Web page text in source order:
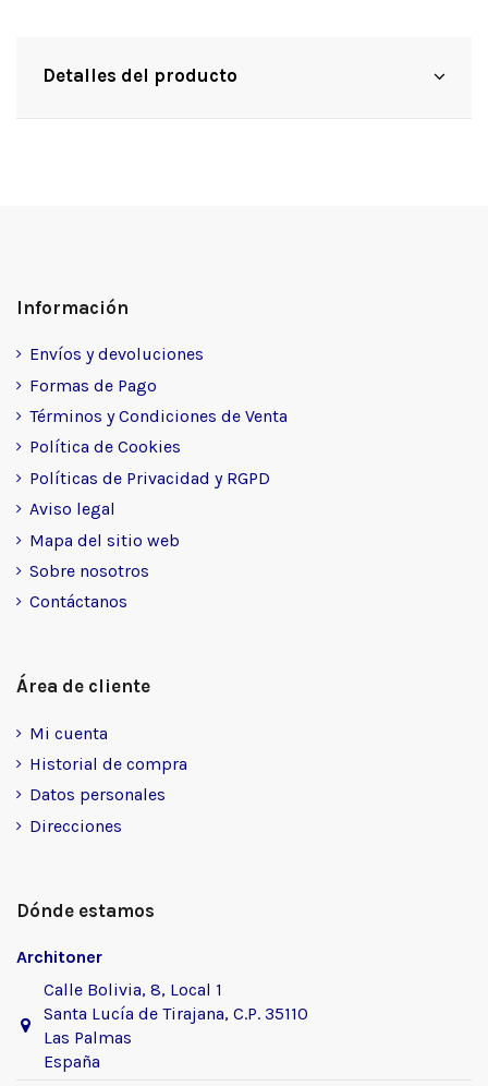
Detalles del producto
Información
Envíos y devoluciones
Formas de Pago
Términos y Condiciones de Venta
Política de Cookies
Políticas de Privacidad y RGPD
Aviso legal
Mapa del sitio web
Sobre nosotros
Contáctanos
Área de cliente
Mi cuenta
Historial de compra
Datos personales
Direcciones
Dónde estamos
Architoner
Calle Bolivia, 8, Local 1
Santa Lucía de Tirajana, C.P. 35110
Las Palmas
España